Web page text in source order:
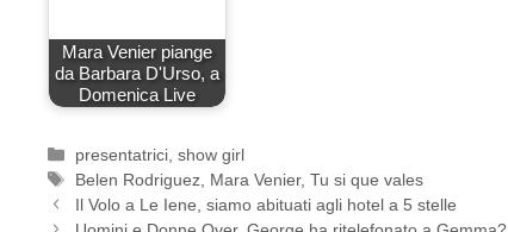
Mara Venier piange
da Barbara D'Urso, a
Domenica Live
Categorie
presentatrici ,show girl
Tag
Belen Rodriguez Mara Venier,Tu si que vales
Il Volo a Le Iene, siamo abituati agli hotel a 5 stelle